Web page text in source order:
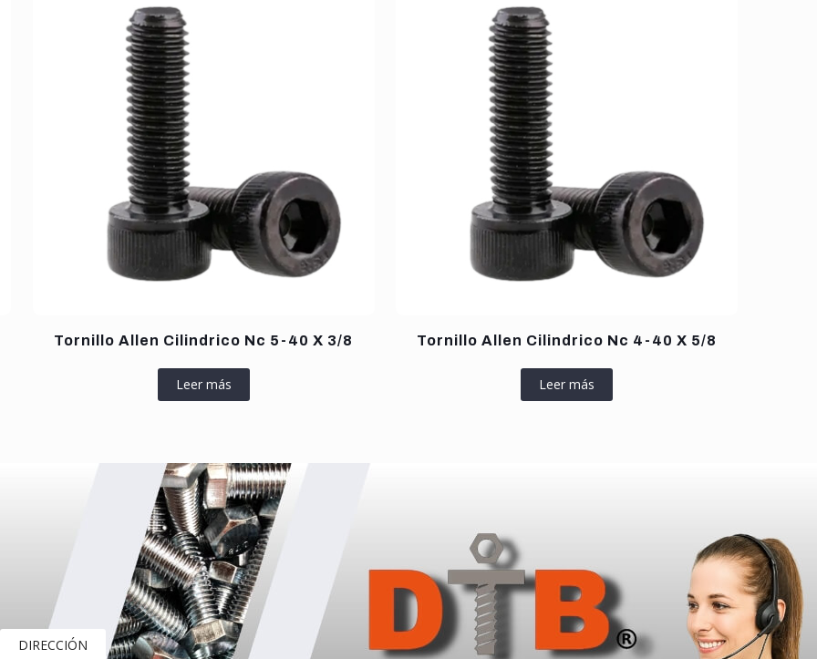
Tornillo Allen Cilindrico Nc 5-40 X 3/8
Leer más
Tornillo Allen Cilindrico Nc 4-40 X 5/8
Leer más
DIRECCIÓN